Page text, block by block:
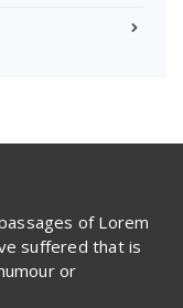
of Lorem
suffered that is
or